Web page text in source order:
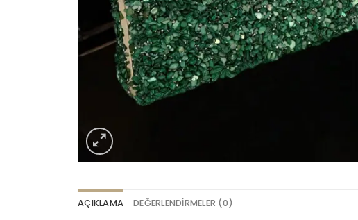
AÇIKLAMA DEĞERLENDIRMELER (0)